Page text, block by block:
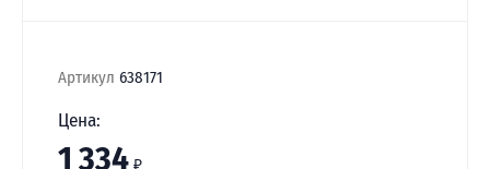
Артикул 638171
Цена:
1 334 ₽